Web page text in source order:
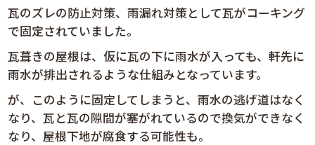
瓦のズレの防止対策、雨漏れ対策として瓦がコーキング
で固定されていました。
瓦葺きの屋根は、仮に瓦の下に雨水が入っても、軒先に
雨水が排出されるような仕組みとなっています。
が、このように固定してしまうと、雨水の逃げ道はなく
なり、瓦と瓦の隙間が塞がれているので換気ができなく
なり、屋根下地が腐食する可能性も。